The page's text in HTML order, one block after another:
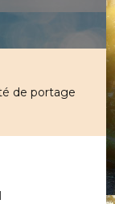
de portage